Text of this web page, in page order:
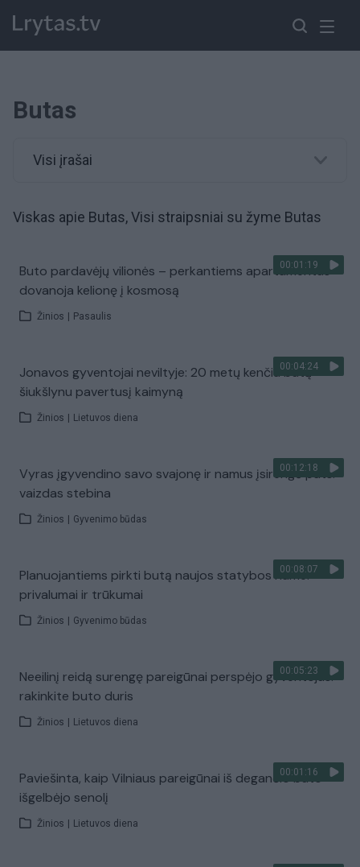
Butas
Visi įrašai
Viskas apie Butas, Visi straipsniai su žyme Butas
00:01:19
Buto pardavėjų vilionės – perkantiems apartamentus
dovanoja kelionę į kosmosą
Žinios Pasaulis
00:04:24
Jonavos gyventojai neviltyje: 20 metų kenčia butą
šiukšlynu pavertusį kaimyną
Žinios Lietuvos diena
00:12:18
Vyras įgyvendino savo svajonę ir namus įsirengė pats:
vaizdas stebina
Žinios Gyvenimo būdas
00:08:07
Planuojantiems pirkti butą naujos statybos name:
privalumai ir trūkumai
Žinios Gyvenimo būdas
00:05:23
Neeilinį reidą surengę pareigūnai perspėjo gyventojus:
rakinkite buto duris
Žinios Lietuvos diena
00:01:16
Paviešinta, kaip Vilniaus pareigūnai iš degančio buto
išgelbėjo senolį
Žinios Lietuvos diena